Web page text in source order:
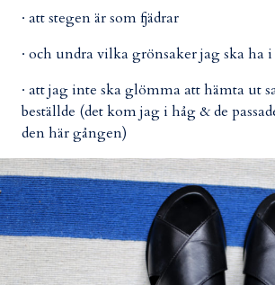
· att stegen är som fjädrar
· och undra vilka grönsaker jag ska ha
· att jag inte ska glömma att hämta ut
beställde (det kom jag i håg & de
den här gången)